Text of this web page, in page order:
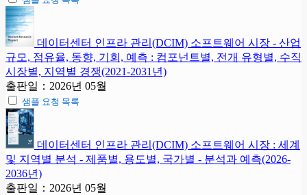
데이터센터 인프라 관리(DCIM) 소프트웨어 시장 - 산업
규모, 점유율, 동향, 기회, 예측 : 컴포넌트별, 전개 유형별, 수직
시장별, 지역별 경쟁(2021-2031년)
출판일：2026년 05월
샘플 요청 목록
데이터센터 인프라 관리(DCIM) 소프트웨어 시장 : 세계
및 지역별 분석 - 제품별, 용도별, 국가별 - 분석과 예측(2026-
2036년)
출판일：2026년 05월